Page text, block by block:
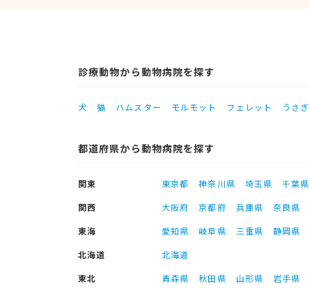
診療動物から動物病院を探す
犬 猫 ハムスター モルモット フェレット うさぎ
都道府県から動物病院を探す
関東 東京都 神奈川県 埼玉県 千葉県
関西
大阪府 京都府 兵庫県 奈良県
東海
愛知県 岐阜県 三重県
静岡県
北海道
北海道
東北
青森県 秋田県 山形県 岩手県